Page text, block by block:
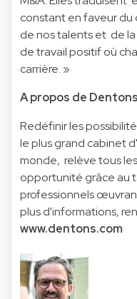
constant en faveur
de nos talents et de
de travail positif où
carrière. »
A propos de Dentons
Redéfinir les
le plus grand cabinet
monde, relève tous
opportunité grâce au
professionnels
plus d'informations,
www.dentons.com